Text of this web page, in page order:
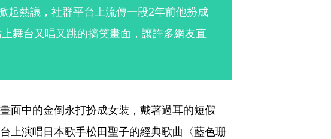
起熱議，社群平台上流傳一段2年前他扮成
舞台又唱又跳的搞笑畫面，讓許多網友直
面中的金倒永打扮成女裝，戴著過耳的短假
上演唱日本歌手松田聖子的經典歌曲〈藍色珊